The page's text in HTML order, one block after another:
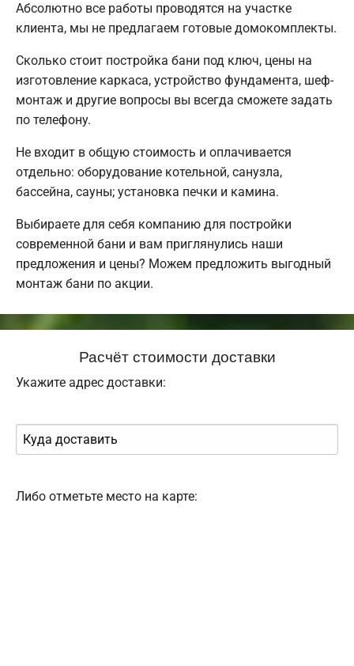
Абсолютно все работы проводятся на участке
клиента, мы не предлагаем готовые домокомплекты.
Сколько стоит постройка бани под ключ, цены на
изготовление каркаса, устройство фундамента, шеф-
монтаж и другие вопросы вы всегда сможете задать
по телефону.
Не входит в общую стоимость и оплачивается
отдельно: оборудование котельной, санузла,
бассейна, сауны; установка печки и камина.
Выбираете для себя компанию для постройки
современной бани и вам приглянулись наши
предложения и цены? Можем предложить выгодный
монтаж бани по акции.
Расчёт стоимости доставки
Укажите адрес доставки:
Либо отметьте место на карте: